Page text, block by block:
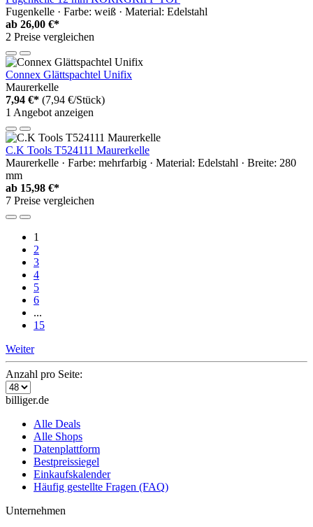
Fugenkelle · Farbe: weiß · Material: Edelstahl
ab 26,00 €*
2 Preise vergleichen
Connex Glättspachtel Unifix
Maurerkelle
7,94 €* (7,94 €/Stück)
1 Angebot anzeigen
C.K Tools T524111 Maurerkelle
Maurerkelle · Farbe: mehrfarbig · Material: Edelstahl · Breite: 280
mm
ab 15,98 €*
7 Preise vergleichen
1
2
3
4
5
6
...
15
Weiter
Anzahl pro Seite:
billiger.de
Alle Deals
Alle Shops
Datenplattform
Bestpreissiegel
Einkaufskalender
Häufig gestellte Fragen (FAQ)
Unternehmen